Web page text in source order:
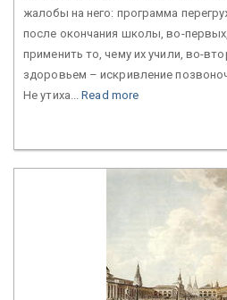
жалобы на него: программа
после окончания школы, во-
применить то, чему их учили, во-
здоровьем – искривление
Не утиха...Read more